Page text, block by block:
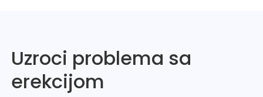
Uzroci problema sa
erekcijom